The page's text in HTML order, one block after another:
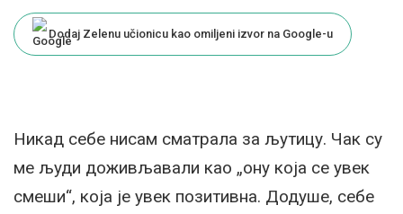
Dodaj Zelenu učionicu kao omiljeni izvor na Google-u
Никад себе нисам сматрала за љутицу. Чак су
ме људи доживљавали као „ону која се увек
смеши“, која је увек позитивна. Додуше, себе